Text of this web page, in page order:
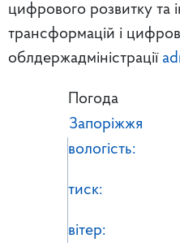
цифрового розвитку та
трансформацій і
облдержадміністрації
Погода
Запоріжжя
вологість:
тиск:
вітер: